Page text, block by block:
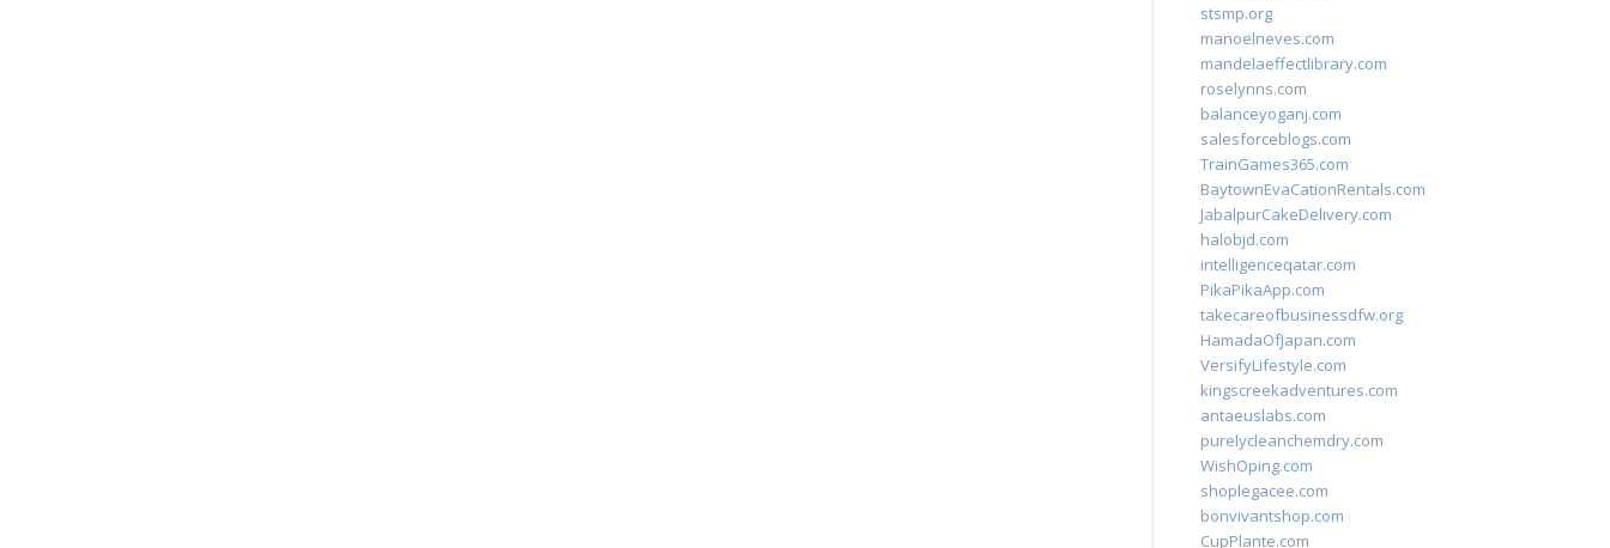
stsmp.org
manoelneves.com
mandelaeffectlibrary.com
roselynns.com
balanceyoganj.com
salesforceblogs.com
TrainGames365.com
BaytownEvaCationRentals.com
JabalpurCakeDelivery.com
halobjd.com
intelligenceqatar.com
PikaPikaApp.com
takecareofbusinessdfw.org
HamadaOfJapan.com
VersifyLifestyle.com
kingscreekadventures.com
antaeuslabs.com
purelycleanchemdry.com
WishOping.com
shoplegacee.com
bonvivantshop.com
CupPlante.com